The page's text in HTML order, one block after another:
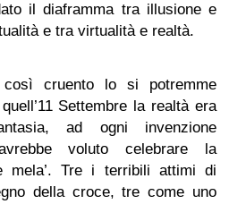
il diaframma tra illusione e
e tra virtualità e realtà.
cruento lo si potremme
Settembre la realtà era
ad ogni invenzione
voluto celebrare la
mela’. Tre i terribili attimi di
della croce, tre come uno